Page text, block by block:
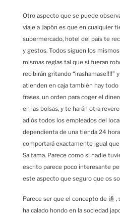
Otro aspecto que se puede
viaje a Japón es que en cualquier
supermercado, hotel del país te
y gestos. Todos siguen los
mismas reglas tal que si fueran
recibirán gritando “irashamase!!!!”
atienden en caja también hay
frases, un orden para coger el
en las bolsas, y te harán otra
adiós todos los empleados del
dependienta de una tienda 24
comportará exactamente igual
Saitama. Parece como si nadie
escrito parece poco interesante
este aspecto que seguro que os
Parece ser que el concepto de 道 ,
ha calado hondo en la sociedad